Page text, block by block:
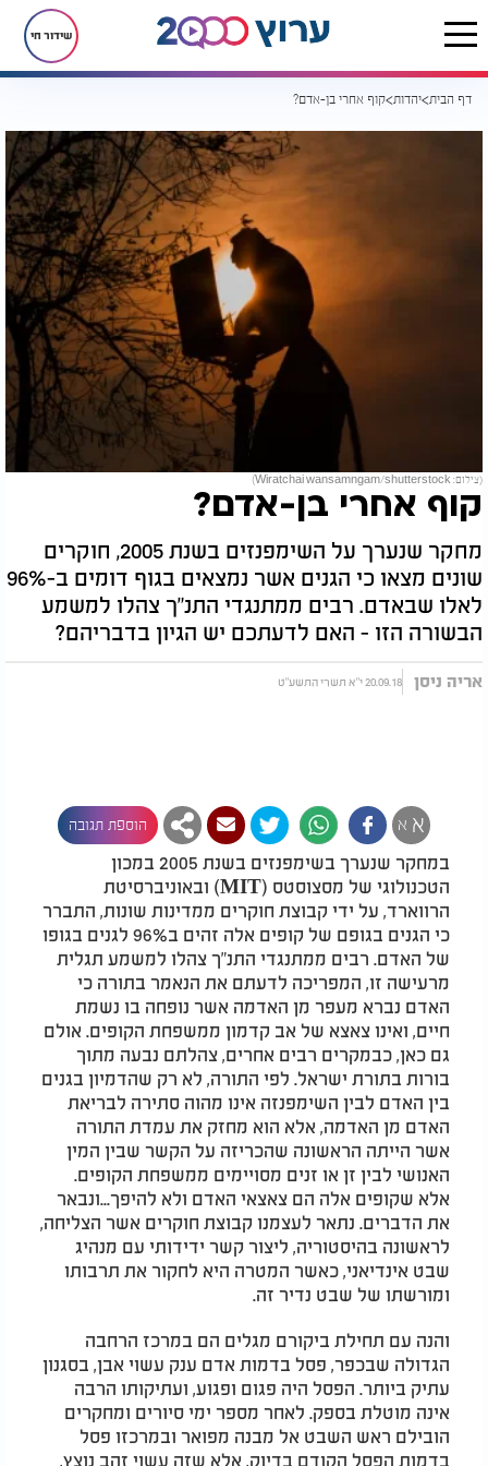
שידור חי
דף הבית יהדות קוף אחרי בן-אדם?
(צילום: Wiratchai wansamngam/shutterstock)
קוף אחרי בן-אדם?
מחקר שנערך על השימפנזים בשנת 2005, חוקרים
שונים מצאו כי הגנים אשר נמצאים בגוף דומים ב-96%
לאלו שבאדם. רבים ממתנגדי התנ"ך צהלו למשמע
הבשורה הזו - האם לדעתכם יש הגיון בדבריהם?
אריה ניסן 20.09.18 י"א תשרי התשע"ט
א א הוספת תגובה
במחקר שנערך בשימפנזים בשנת 2005 במכון
הטכנולוגי של מסצוסטס (MIT) ובאוניברסיטת
הרווארד, על ידי קבוצת חוקרים ממדינות שונות, התברר
כי הגנים בגופם של קופים אלה זהים ב96% לגנים בגופו
של האדם. רבים ממתנגדי התנ"ך צהלו למשמע תגלית
מרעישה זו, המפריכה לדעתם את הנאמר בתורה כי
האדם נברא מעפר מן האדמה אשר נופחה בו נשמת
חיים, ואינו צאצא של אב קדמון ממשפחת הקופים. אולם
גם כאן, כבמקרים רבים אחרים, צהלתם נבעה מתוך
בורות בתורת ישראל. לפי התורה, לא רק שהדמיון בגנים
בין האדם לבין השימפנזה אינו מהוה סתירה לבריאת
האדם מן האדמה, אלא הוא מחזק את עמדת התורה
אשר הייתה הראשונה שהכריזה על הקשר שבין המין
האנושי לבין זן או זנים מסויימים ממשפחת הקופים.
אלא שקופים אלה הם צאצאי האדם ולא להיפך...ונבאר
את הדברים. נתאר לעצמנו קבוצת חוקרים אשר הצליחה,
לראשונה בהיסטוריה, ליצור קשר ידידותי עם מנהיג
שבט אינדיאני, כאשר המטרה היא לחקור את תרבותו
ומורשתו של שבט נדיר זה.
והנה עם תחילת ביקורם מגלים הם במרכז הרחבה
הגדולה שבכפר, פסל בדמות אדם ענק עשוי אבן, בסגנון
עתיק ביותר. הפסל היה פגום ופגוע, ועתיקותו הרבה
אינה מוטלת בספק. לאחר מספר ימי סיורים ומחקרים
הובילם ראש השבט אל מבנה מפואר ובמרכזו פסל
בדמות הפסל הקודם בדיוק, אלא שזה עשוי זהב נוצץ,